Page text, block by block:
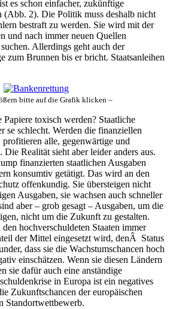
es schon einfacher, zukünftige
(Abb. 2). Die Politik muss deshalb nicht
bestraft zu werden. Sie wird mit der
und nach immer neuen Quellen
Allerdings geht auch der
zum Brunnen bis er bricht. Staatsanleihen
bitte auf die Grafik klicken –
Papiere toxisch werden? Staatliche
se schlecht. Werden die finanziellen
alle, gegenwärtige und
Realität sieht aber leider anders aus.
finanzierten staatlichen Ausgaben
konsumtiv getätigt. Das wird an den
offenkundig. Sie übersteigen nicht
Ausgaben, sie wachsen auch schneller
aber – grob gesagt – Ausgaben, um die
nicht um die Zukunft zu gestalten.
hochverschuldeten Staaten immer
der Mittel eingesetzt wird, denÂ Status
dass sie die Wachstumschancen hoch
einschätzen. Wenn sie diesen Ländern
sie dafür auch eine anständige
in Europa ist ein negatives
Zukunftschancen der europäischen
Standortwettbewerb.